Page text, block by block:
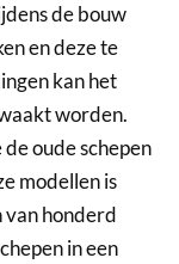
de bouw
en deze te
kan het
worden.
oude schepen
modellen is
honderd
in een